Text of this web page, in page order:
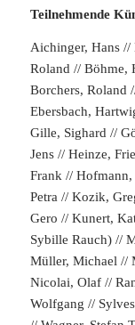
Teilnehmende
Aichinger, Hans //
Roland // Böhme,
Borchers, Roland
Ebersbach,
Gille, Sighard //
Jens // Heinze,
Frank // Hofmann,
Petra // Kozik,
Gero // Kunert,
Sybille Rauch) //
Müller, Michael //
Nicolai, Olaf //
Wolfgang //